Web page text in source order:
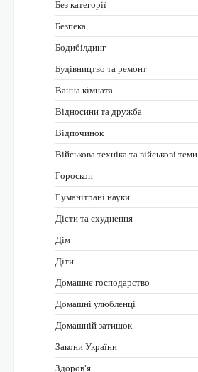
Без категорії
Безпека
Бодибілдинг
Будівництво та ремонт
Ванна кімната
Відносини та дружба
Відпочинок
Військова техніка та військові теми
Гороскоп
Гуманітрані науки
Дієти та схуднення
Дім
Діти
Домашнє господарство
Домашні улюбленці
Домашній затишок
Закони України
Здоров'я